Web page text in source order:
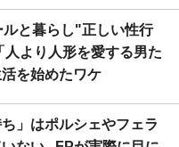
ルと暮らし"正しい性行
より人形を愛する男た
を始めたワケ
ち」はポルシェやフェラ